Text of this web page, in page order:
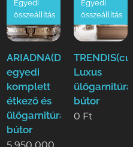
ARIADNA(Duy)Luxus
egyedi
komplett
étkező és
ülőgarnitúra
bútor
Egyedi
összeállítás
TRENDIS(cur)
Luxus
ülőgarnitúra
bútor
Egyedi
összeállítás
0 Ft